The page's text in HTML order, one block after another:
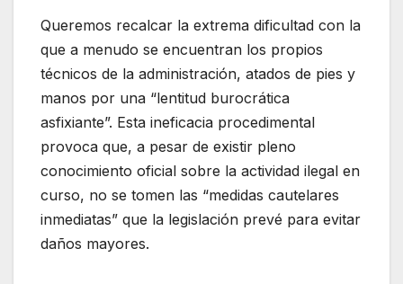
Queremos recalcar la extrema dificultad con la
que a menudo se encuentran los propios
técnicos de la administración, atados de pies y
manos por una “lentitud burocrática
asfixiante”. Esta ineficacia procedimental
provoca que, a pesar de existir pleno
conocimiento oficial sobre la actividad ilegal en
curso, no se tomen las “medidas cautelares
inmediatas” que la legislación prevé para evitar
daños mayores.